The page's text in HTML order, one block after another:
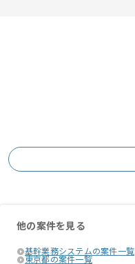
他の案件を見る
基幹業務システムの案件一覧
東京都の案件一覧